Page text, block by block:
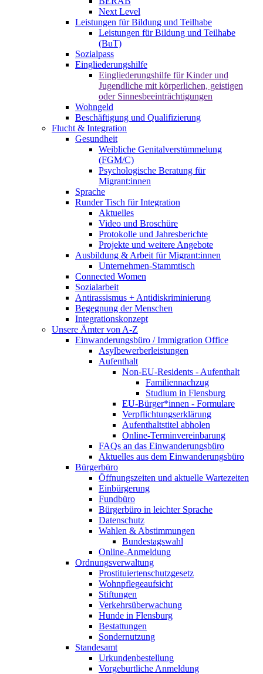
Next Level
Leistungen für Bildung und Teilhabe
Leistungen für Bildung und Teilhabe
(BuT)
Sozialpass
Eingliederungshilfe
Eingliederungshilfe für Kinder und
Jugendliche mit körperlichen, geistigen
oder Sinnesbeeinträchtigungen
Wohngeld
Beschäftigung und Qualifizierung
Flucht & Integration
Gesundheit
Weibliche Genitalverstümmelung
(FGM/C)
Psychologische Beratung für
Migrant:innen
Sprache
Runder Tisch für Integration
Aktuelles
Video und Broschüre
Protokolle und Jahresberichte
Projekte und weitere Angebote
Ausbildung & Arbeit für Migrant:innen
Unternehmen-Stammtisch
Connected Women
Sozialarbeit
Antirassismus + Antidiskriminierung
Begegnung der Menschen
Integrationskonzept
Unsere Ämter von A-Z
Einwanderungsbüro / Immigration Office
Asylbewerberleistungen
Aufenthalt
Non-EU-Residents - Aufenthalt
Familiennachzug
Studium in Flensburg
EU-Bürger*innen - Formulare
Verpflichtungserklärung
Aufenthaltstitel abholen
Online-Terminvereinbarung
FAQs an das Einwanderungsbüro
Aktuelles aus dem Einwanderungsbüro
Bürgerbüro
Öffnungszeiten und aktuelle Wartezeiten
Einbürgerung
Fundbüro
Bürgerbüro in leichter Sprache
Datenschutz
Wahlen & Abstimmungen
Bundestagswahl
Online-Anmeldung
Ordnungsverwaltung
Prostituiertenschutzgesetz
Wohnpflegeaufsicht
Stiftungen
Verkehrsüberwachung
Hunde in Flensburg
Bestattungen
Sondernutzung
Standesamt
Urkundenbestellung
Vorgeburtliche Anmeldung